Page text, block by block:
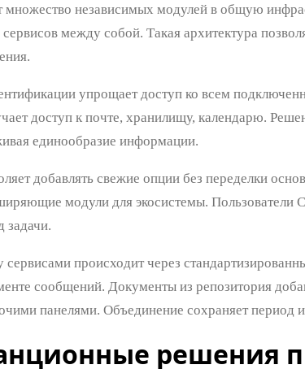
независимых модулей в общую
между собой. Такая архитектура
упрощает доступ ко всем
доступ к почте, хранилищу, календарю.
единообразие информации.
добавлять свежие опции без переделки
модули для экосистемы.
задачи.
происходит через
сообщений. Документы из репозитория
панелями. Объединение сохраняет период
решения